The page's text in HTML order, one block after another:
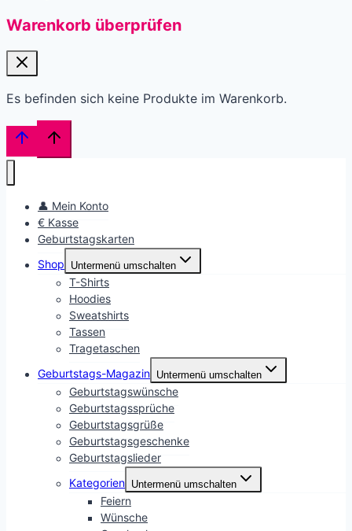
Warenkorb überprüfen
Es befinden sich keine Produkte im Warenkorb.
👤 Mein Konto
€ Kasse
Geburtstagskarten
Shop
Untermenü umschalten
T-Shirts
Hoodies
Sweatshirts
Tassen
Tragetaschen
Geburtstags-Magazin Untermenü umschalten
Geburtstagswünsche
Geburtstagssprüche
Geburtstagsgrüße
Geburtstagsgeschenke
Geburtstagslieder
Kategorien Untermenü umschalten
Feiern
Wünsche